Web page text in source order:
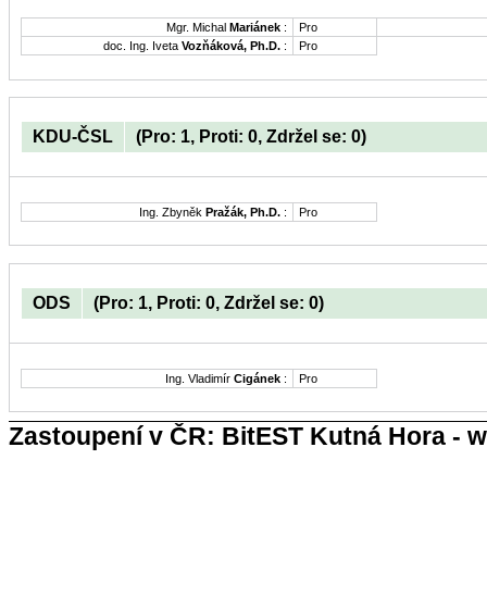
Mgr. Michal Mariánek :
Pro
doc. Ing. Iveta Vozňáková, Ph.D. : Pro
KDU-ČSL (Pro: 1, Proti: 0, Zdržel se: 0)
Ing. Zbyněk Pražák, Ph.D. : Pro
ODS (Pro: 1, Proti: 0, Zdržel se: 0)
Ing. Vladimír Cigánek : Pro
Zastoupení v ČR: BitEST Kutná Hora -